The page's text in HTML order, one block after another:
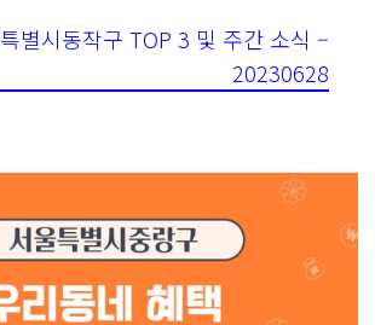
별시동작구 TOP 3 및 주간 소식 –
20230628